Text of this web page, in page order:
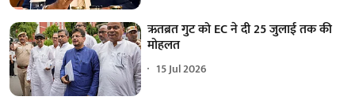
ऋतब्रत गुट को EC ने दी 25 जुलाई तक की
मोहलत
15 Jul 2026